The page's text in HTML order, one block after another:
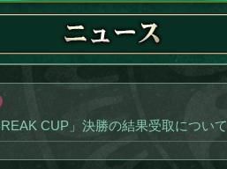
CUP」決勝の結果受取について